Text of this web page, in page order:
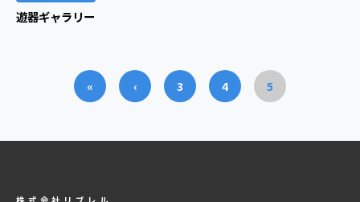
遊器ギャラリー
« ‹ 3 4 5